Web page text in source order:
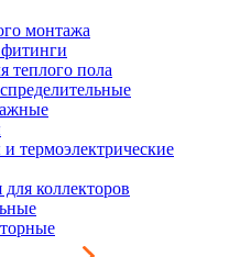
монтажа
теплого пола
термоэлектрические
коллекторов